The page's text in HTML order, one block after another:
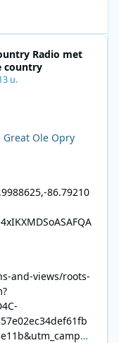
Radio met
country
u.
Ole Opry
86.79210
and-views/roots-